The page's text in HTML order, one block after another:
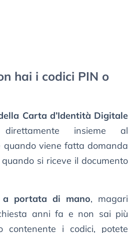
hai i codici PIN o
Carta d’Identità Digitale
insieme al
quando viene fatta domanda
si riceve il documento
portata di mano, magari
anni fa e non sai più
contenente i codici, potete